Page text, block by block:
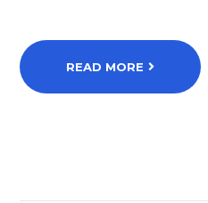
READ MORE